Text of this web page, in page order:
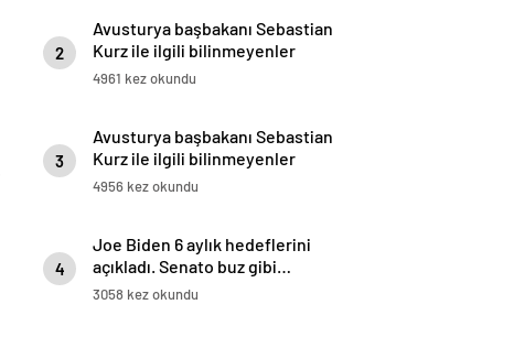
2
Avusturya başbakanı Sebastian
Kurz ile ilgili bilinmeyenler
4961 kez okundu
3
Avusturya başbakanı Sebastian
Kurz ile ilgili bilinmeyenler
4956 kez okundu
4
Joe Biden 6 aylık hedeflerini
açıkladı. Senato buz gibi…
3058 kez okundu